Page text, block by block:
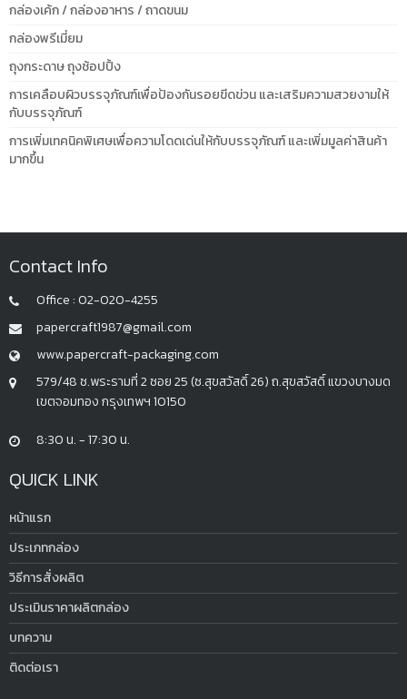
กล่องเค้ก / กล่องอาหาร / ถาดขนม
กล่องพรีเมี่ยม
ถุงกระดาษ ถุงช้อปปิ้ง
การเคลือบผิวบรรจุภัณฑ์เพื่อป้องกันรอยขีดข่วน และเสริมความสวยงามให้
กับบรรจุภัณฑ์
การเพิ่มเทคนิคพิเศษเพื่อความโดดเด่นให้กับบรรจุภัณฑ์ และเพิ่มมูลค่าสินค้า
มากขึ้น
Contact Info
Office : 02-020-4255
papercraft1987@gmail.com
www.papercraft-packaging.com
579/48 ซ.พระรามที่ 2 ซอย 25 (ซ.สุขสวัสดิ์ 26) ถ.สุขสวัสดิ์ แขวงบางมด
เขตจอมทอง กรุงเทพฯ 10150
8:30 น. - 17:30 น.
QUICK LINK
หน้าแรก
ประเภทกล่อง
วิธีการสั่งผลิต
ประเมินราคาผลิตกล่อง
บทความ
ติดต่อเรา